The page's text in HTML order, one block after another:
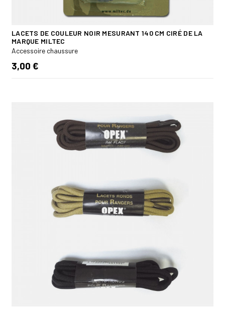
LACETS DE COULEUR NOIR MESURANT 140 CM CIRÉ DE LA
MARQUE MILTEC
Accessoire chaussure
3,00 €